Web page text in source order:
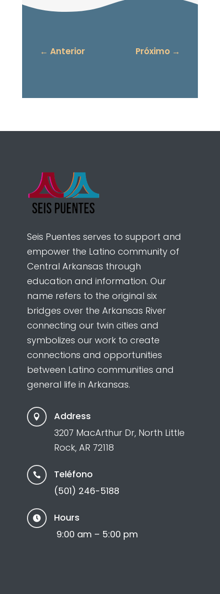
← Anterior Próximo →
Seis Puentes serves to support and
empower the Latino community of
Central Arkansas through
education and information. Our
name refers to the original six
bridges over the Arkansas River
connecting our twin cities and
symbolizes our work to create
connections and opportunities
between Latino communities and
general life in Arkansas.

Address
3207 MacArthur Dr, North Little
Rock, AR 72118

Teléfono
(501) 246-5188

Hours
9:00 am – 5:00 pm